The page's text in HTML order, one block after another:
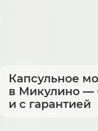
Капсульное
в Микулино —
и с гарантией